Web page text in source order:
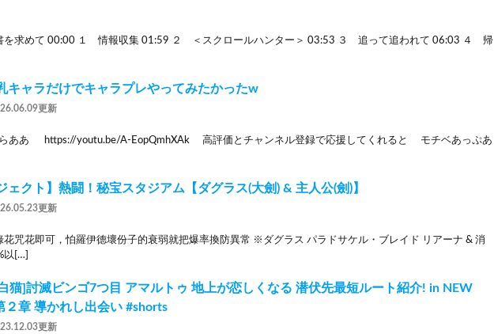
を求めて 00:00 １ 情報収集 01:59 ２ ＜スクロールハンター＞ 03:53 ３ 追って追われて 06:03 ４ 帰
キャラだけでキャラプレやってみたかったw
更新
ああ https://youtu.be/A-EopQmhXAk 高評価とチャンネル登録で応援してくれると モチベあっぷあ
ェクト】熱闘！秘宝スタジアム【ダグラス(大劍) & 主人公(劍)】
更新
花咒花即可，怕羅伊德壞份子的衰弱就把爆率換防異常 ※ダグラス パラドサケル・ブレイド リアーナ & 消
以[…]
猫]討滅ビンゴ7つ目 アマルトゥ 地上が恋しくなる 潜伏先最短ルート紹介! in NEW
２章 導かれし出会い #shorts
更新